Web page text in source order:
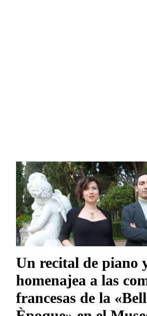
Un recital de piano
homenajea a las
francesas de la